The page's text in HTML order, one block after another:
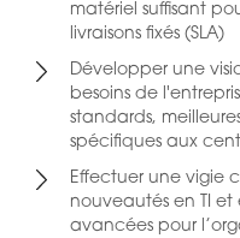
matériel suffisant
livraisons fixés (SLA)
Développer une
besoins de
standards,
spécifiques aux
Effectuer une vigie
nouveautés en TI
avancées pour